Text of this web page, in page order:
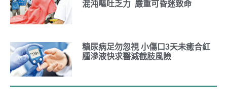
混沌嘔吐乏力 嚴重可昏迷致命
糖尿病足勿忽視 小傷口3天未癒合紅
腫滲液快求醫減截肢風險